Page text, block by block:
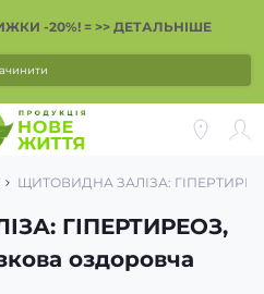
-20%! = >> ДЕТАЛЬНІШЕ
ЩИТОВИДНА ЗАЛІЗА:
ГІПЕРТИРЕОЗ,
оздоровча